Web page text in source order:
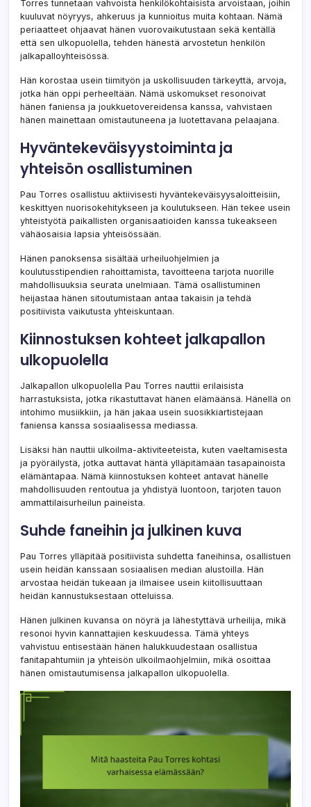
Torres tunnetaan vahvoista henkilökohtaisista arvoistaan, joihin
kuuluvat nöyryys, ahkeruus ja kunnioitus muita kohtaan. Nämä
periaatteet ohjaavat hänen vuorovaikutustaan sekä kentällä
että sen ulkopuolella, tehden hänestä arvostetun henkilön
jalkapalloyhteisössä.
Hän korostaa usein tiimityön ja uskollisuuden tärkeyttä, arvoja,
jotka hän oppi perheeltään. Nämä uskomukset resonoivat
hänen faniensa ja joukkuetovereidensa kanssa, vahvistaen
hänen mainettaan omistautuneena ja luotettavana pelaajana.
Hyväntekeväisyystoiminta ja
yhteisön osallistuminen
Pau Torres osallistuu aktiivisesti hyväntekeväisyysaloitteisiin,
keskittyen nuorisokehitykseen ja koulutukseen. Hän tekee usein
yhteistyötä paikallisten organisaatioiden kanssa tukeakseen
vähäosaisia lapsia yhteisössään.
Hänen panoksensa sisältää urheiluohjelmien ja
koulutusstipendien rahoittamista, tavoitteena tarjota nuorille
mahdollisuuksia seurata unelmiaan. Tämä osallistuminen
heijastaa hänen sitoutumistaan antaa takaisin ja tehdä
positiivista vaikutusta yhteiskuntaan.
Kiinnostuksen kohteet jalkapallon
ulkopuolella
Jalkapallon ulkopuolella Pau Torres nauttii erilaisista
harrastuksista, jotka rikastuttavat hänen elämäänsä. Hänellä on
intohimo musiikkiin, ja hän jakaa usein suosikkiartistejaan
faniensa kanssa sosiaalisessa mediassa.
Lisäksi hän nauttii ulkoilma-aktiviteeteista, kuten vaeltamisesta
ja pyöräilystä, jotka auttavat häntä ylläpitämään tasapainoista
elämäntapaa. Nämä kiinnostuksen kohteet antavat hänelle
mahdollisuuden rentoutua ja yhdistyä luontoon, tarjoten tauon
ammattilaisurheilun paineista.
Suhde faneihin ja julkinen kuva
Pau Torres ylläpitää positiivista suhdetta faneihinsa, osallistuen
usein heidän kanssaan sosiaalisen median alustoilla. Hän
arvostaa heidän tukeaan ja ilmaisee usein kiitollisuuttaan
heidän kannustuksestaan otteluissa.
Hänen julkinen kuvansa on nöyrä ja lähestyttävä urheilija, mikä
resonoi hyvin kannattajien keskuudessa. Tämä yhteys
vahvistuu entisestään hänen halukkuudestaan osallistua
fanitapahtumiin ja yhteisön ulkoilmaohjelmiin, mikä osoittaa
hänen omistautumisensa jalkapallon ulkopuolella.